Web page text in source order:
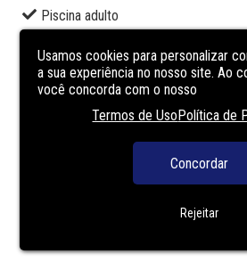
Piscina adulto
Quadra poliesportiva
Sala de jogos
Salão de festas
Usamos cookies para personalizar
a sua experiência no nosso site. Ao
você concorda com o nosso
Termos de UsoPolítica de
Concordar
Rejeitar